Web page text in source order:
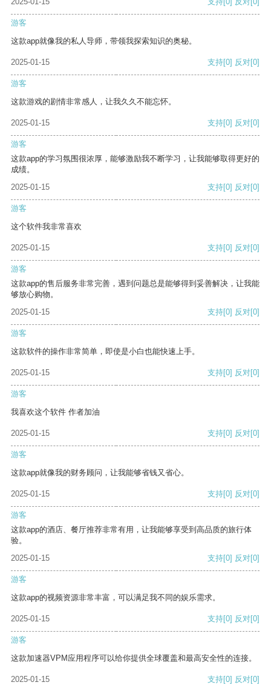
游客
这款app就像我的私人导师，带领我探索知识的奥秘。
2025-01-15 支持[0] 反对[0]
游客
这款游戏的剧情非常感人，让我久久不能忘怀。
2025-01-15 支持[0] 反对[0]
游客
这款app的学习氛围很浓厚，能够激励我不断学习，让我能够取得更好的
成绩。
2025-01-15
支持[0] 反对[0]
游客
这个软件我非常喜欢
2025-01-15 支持[0] 反对[0]
游客
这款app的售后服务非常完善，遇到问题总是能够得到妥善解决，让我能
够放心购物。
2025-01-15
支持[0] 反对[0]
游客
这款软件的操作非常简单，即使是小白也能快速上手。
2025-01-15 支持[0] 反对[0]
游客
我喜欢这个软件 作者加油
2025-01-15 支持[0] 反对[0]
游客
这款app就像我的财务顾问，让我能够省钱又省心。
2025-01-15 支持[0] 反对[0]
游客
这款app的酒店、餐厅推荐非常有用，让我能够享受到高品质的旅行体
验。
2025-01-15
支持[0] 反对[0]
游客
这款app的视频资源非常丰富，可以满足我不同的娱乐需求。
2025-01-15 支持[0] 反对[0]
游客
这款加速器VPM应用程序可以给你提供全球覆盖和最高安全性的连接。
2025-01-15 支持[0] 反对[0]